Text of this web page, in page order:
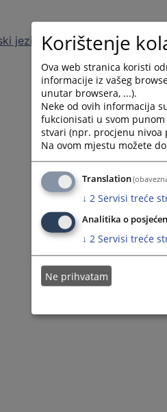
jezik Korištenje
Ova web stranica koristi
informacije iz vašeg
unutar browsera, ...).
Neke od ovih informacija
fukcionisati u svom
stvari (npr. procjenu nivoa
Na ovom mjestu možete
Translation
↓ 2 Servisi treće
Analitika o
↓ 2 Servisi treće
Ne prihvatam